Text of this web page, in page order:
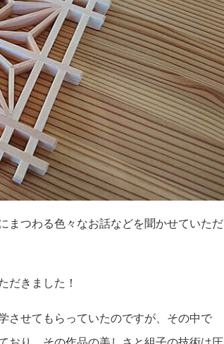
まつわる色々なお話などを聞かせていただ
だきました！
させてもらっていたのですが、その中で